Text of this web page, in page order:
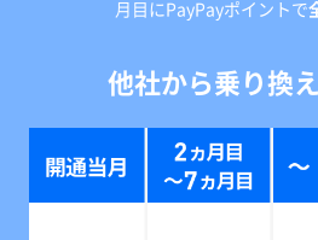
月目にPayPayポイントで
他社から乗り換